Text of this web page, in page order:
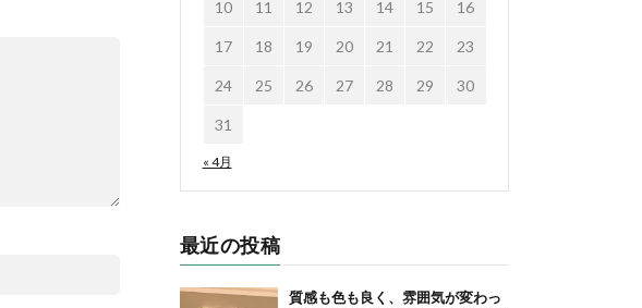
« 4月
10 11 12 13 14 15 16
17 18 19 20 21 22 23
24 25 26 27 28 29 30
31
最近の投稿
質感も色も良く、雰囲気が変わっ